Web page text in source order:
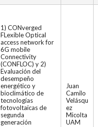
1) CONverged
FLexible Optical
access network for
6G mobile
Connectivity
(CONFLOC) y 2)
Evaluación del
desempeño
energético y
bioclimático de
tecnologías
fotovoltaicas de
segunda
generación
Juan
Camilo
Velásqu
ez
Micolta
UAM